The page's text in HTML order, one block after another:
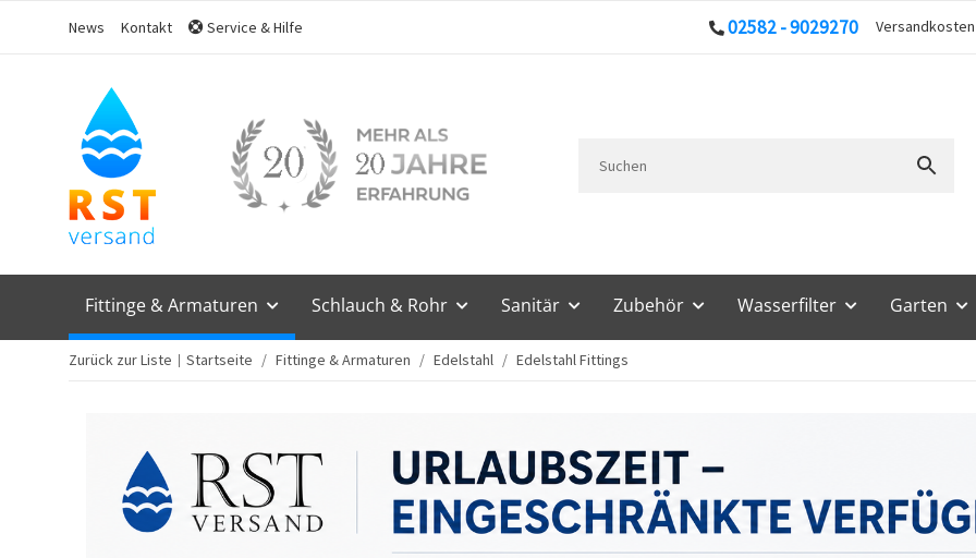
News Kontakt Service & Hilfe 02582 - 9029270
Fittinge & Armaturen Schlauch & Rohr Sanitär Zubehör Wasserfilter Garten
Zurück zur Liste Startseite Fittinge & Armaturen Edelstahl Edelstahl Fittings